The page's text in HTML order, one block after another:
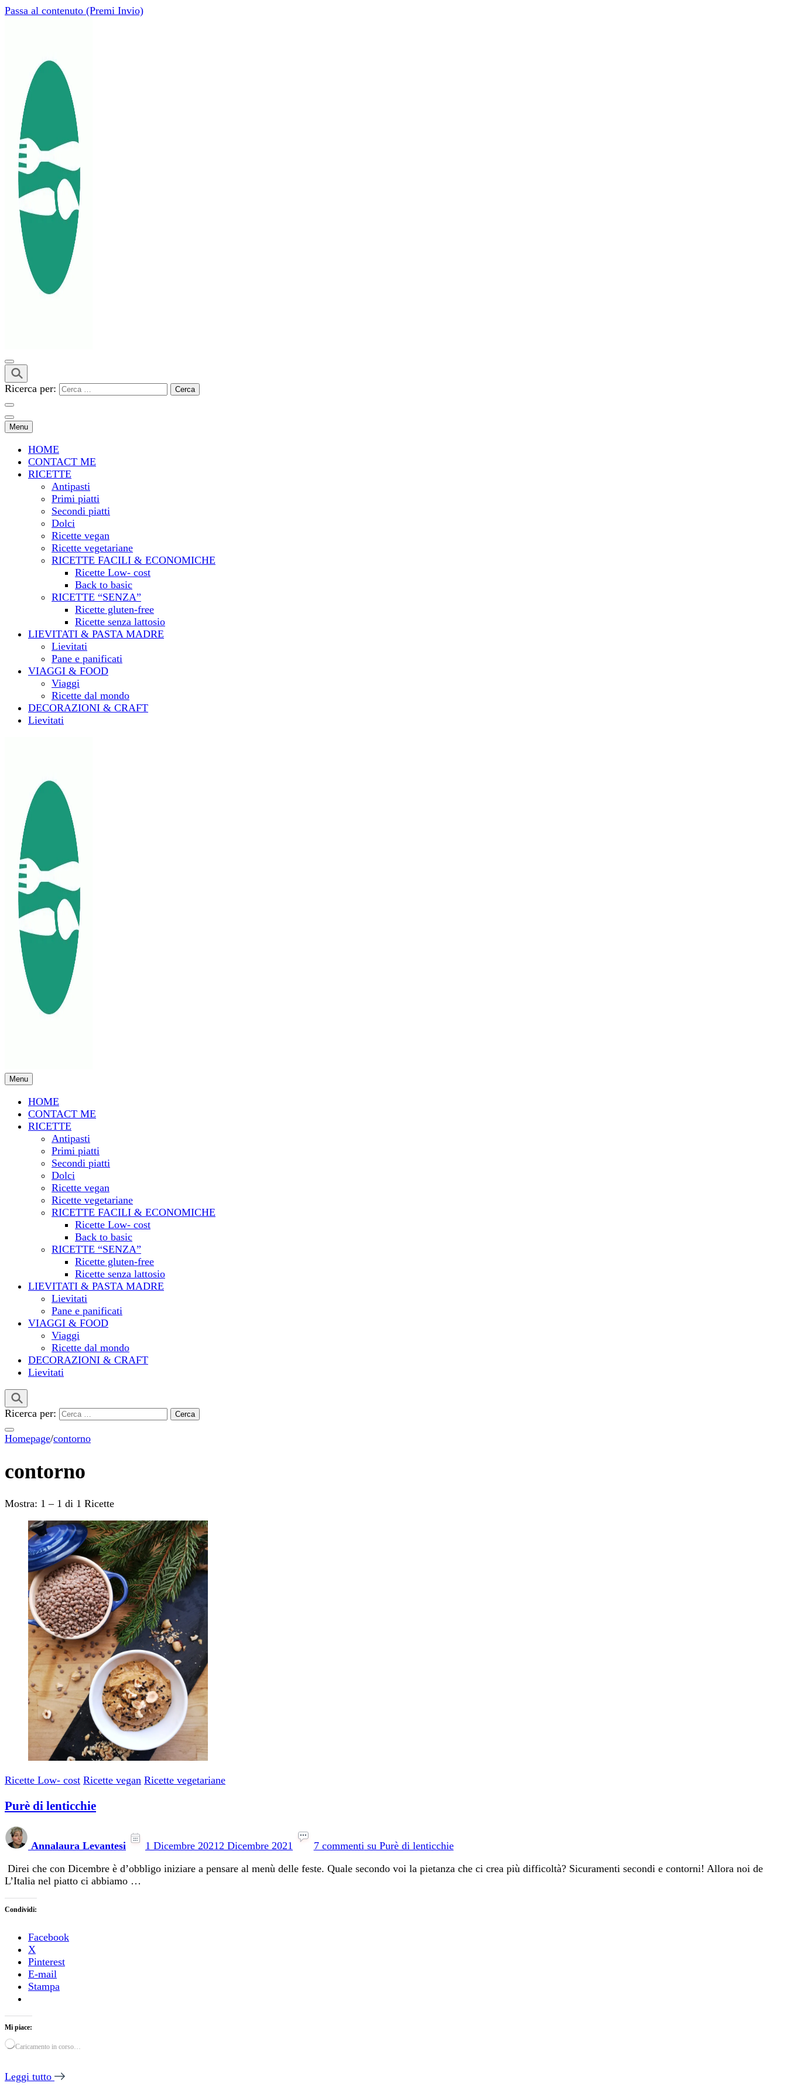
Passa al contenuto (Premi Invio)
Ricerca per:
Menu
HOME
CONTACT ME
RICETTE
Antipasti
Primi piatti
Secondi piatti
Dolci
Ricette vegan
Ricette vegetariane
RICETTE FACILI & ECONOMICHE
Ricette Low- cost
Back to basic
RICETTE “SENZA”
Ricette gluten-free
Ricette senza lattosio
LIEVITATI & PASTA MADRE
Lievitati
Pane e panificati
VIAGGI & FOOD
Viaggi
Ricette dal mondo
DECORAZIONI & CRAFT
Lievitati
Menu
HOME
CONTACT ME
RICETTE
Antipasti
Primi piatti
Secondi piatti
Dolci
Ricette vegan
Ricette vegetariane
RICETTE FACILI & ECONOMICHE
Ricette Low- cost
Back to basic
RICETTE “SENZA”
Ricette gluten-free
Ricette senza lattosio
LIEVITATI & PASTA MADRE
Lievitati
Pane e panificati
VIAGGI & FOOD
Viaggi
Ricette dal mondo
DECORAZIONI & CRAFT
Lievitati
Ricerca per:
Homepage/contorno
contorno
Mostra: 1 – 1 di 1 Ricette
Ricette Low- cost Ricette vegan Ricette vegetariane
Purè di lenticchie
Annalaura Levantesi 1 Dicembre 20212 Dicembre 2021 7 commentisu Purè di lenticchie
Direi che con Dicembre è d’obbligo iniziare a pensare al menù delle feste. Quale secondo voi la pietanza che ci crea più difficoltà? Sicuramenti secondi e contorni! Allora noi de
L’Italia nel piatto ci abbiamo …
Condividi:
Facebook
X
Pinterest
E-mail
Stampa
Mi piace:
Caricamento in corso…
Leggi tutto